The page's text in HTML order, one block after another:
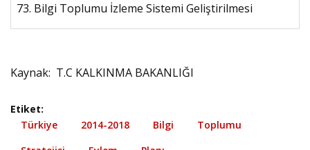
73. Bilgi Toplumu İzleme Sistemi Geliştirilmesi
Kaynak: T.C KALKINMA BAKANLIĞI
Etiket:
Türkiye
2014-2018 Bilgi
Toplumu